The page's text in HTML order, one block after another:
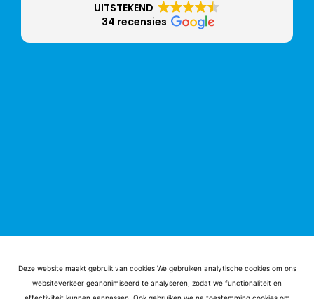
UITSTEKEND
34 recensies
Deze website maakt gebruik van cookies We gebruiken analytische cookies om ons
websiteverkeer geanonimiseerd te analyseren, zodat we functionaliteit en